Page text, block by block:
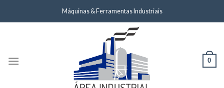
Máquinas & Ferramentas Industriais
0